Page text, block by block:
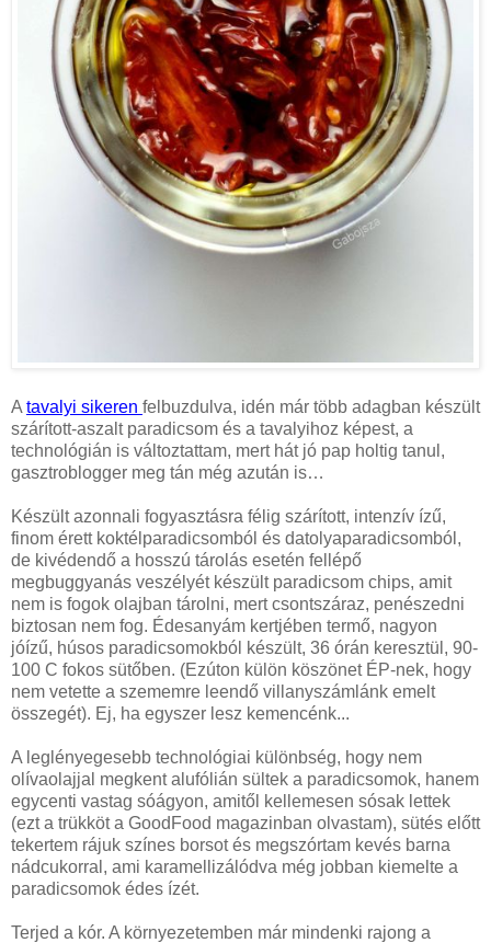
A tavalyi sikeren felbuzdulva, idén már több adagban készült
szárított-aszalt paradicsom és a tavalyihoz képest, a
technológián is változtattam, mert hát jó pap holtig tanul,
gasztroblogger meg tán még azután is…
Készült azonnali fogyasztásra félig szárított, intenzív ízű,
finom érett koktélparadicsomból és datolyaparadicsomból,
de kivédendő a hosszú tárolás esetén fellépő
megbuggyanás veszélyét készült paradicsom chips, amit
nem is fogok olajban tárolni, mert csontszáraz, penészedni
biztosan nem fog. Édesanyám kertjében termő, nagyon
jóízű, húsos paradicsomokból készült, 36 órán keresztül, 90-
100 C fokos sütőben. (Ezúton külön köszönet ÉP-nek, hogy
nem vetette a szememre leendő villanyszámlánk emelt
összegét). Ej, ha egyszer lesz kemencénk...
A leglényegesebb technológiai különbség, hogy nem
olívaolajjal megkent alufólián sültek a paradicsomok, hanem
egycenti vastag sóágyon, amitől kellemesen sósak lettek
(ezt a trükköt a GoodFood magazinban olvastam), sütés előtt
tekertem rájuk színes borsot és megszórtam kevés barna
nádcukorral, ami karamellizálódva még jobban kiemelte a
paradicsomok édes ízét.
Terjed a kór. A környezetemben már mindenki rajong a